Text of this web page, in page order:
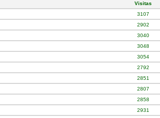
Visitas
3107
2902
3040
3048
3054
2792
2851
2807
2858
2931